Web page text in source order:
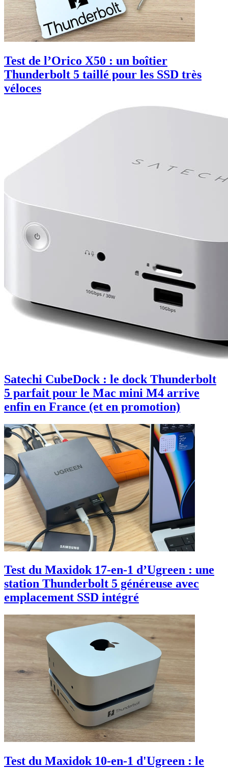
Test de l’Orico X50 : un boîtier
Thunderbolt 5 taillé pour les SSD très
véloces
Satechi CubeDock : le dock Thunderbolt
5 parfait pour le Mac mini M4 arrive
enfin en France (et en promotion)
Test du Maxidok 17-en-1 d’Ugreen : une
station Thunderbolt 5 généreuse avec
emplacement SSD intégré
Test du Maxidok 10-en-1 d'Ugreen : le